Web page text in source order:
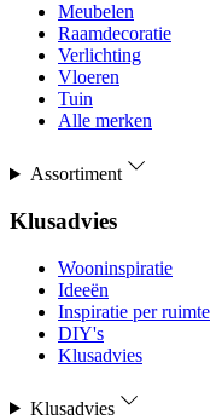
Meubelen
Raamdecoratie
Verlichting
Vloeren
Tuin
Alle merken
Assortiment
Klusadvies
Wooninspiratie
Ideeën
Inspiratie per ruimte
DIY's
Klusadvies
Klusadvies